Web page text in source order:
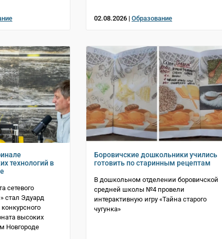
02.08.2026 | Образование
технологий в
сетевого
стал Эдуард
высоких
Новгороде
Боровичские дошкольники учились
готовить по старинным рецептам
В дошкольном отделении боровичской
средней школы №4 провели
интерактивную игру «Тайна старого
чугунка»